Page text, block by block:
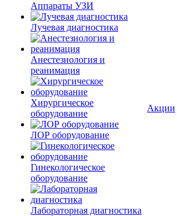
Аппараты УЗИ
Лучевая диагностика
Анестезиология и
реанимация
Хирургическое
оборудование
ЛОР оборудование
Гинекологическое
оборудование
Лабораторная диагностика
Акции